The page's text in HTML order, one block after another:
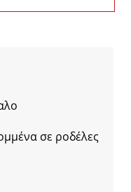
σε ροδέλες